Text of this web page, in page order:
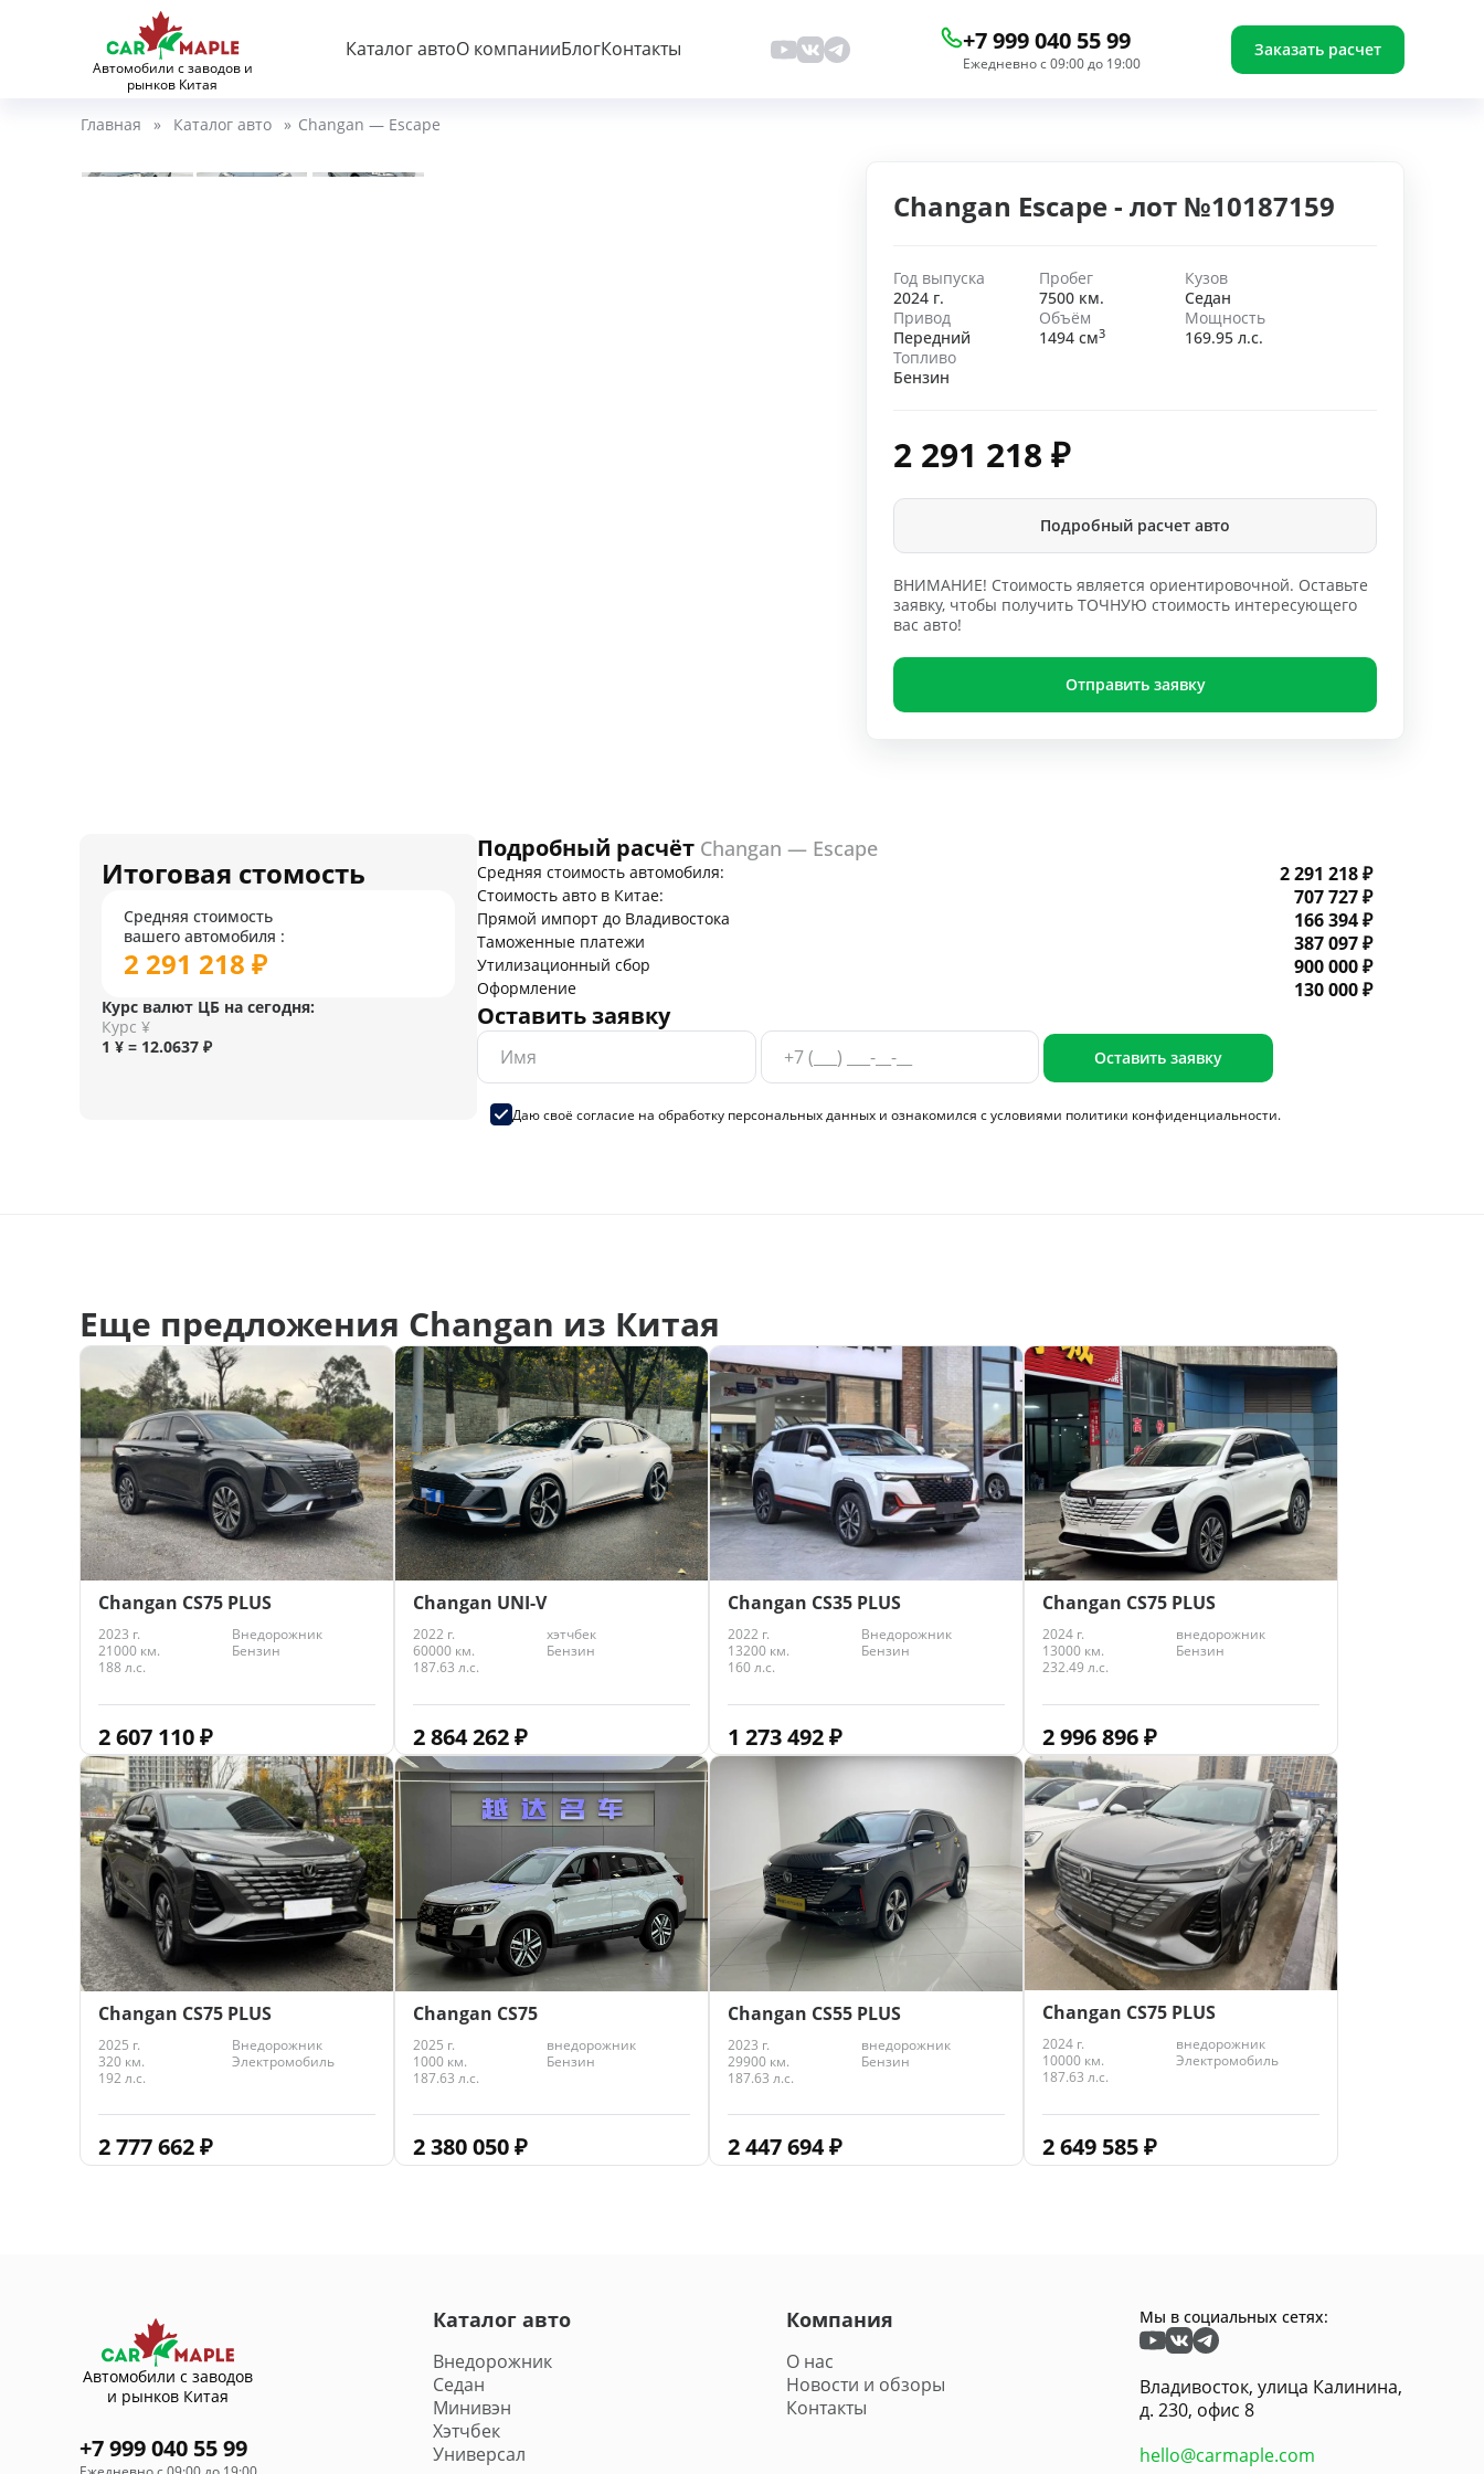
Автомобили с заводов и
рынков Китая
Каталог автоО компанииБлогКонтакты +7 999 040 55 99
Ежедневно с 09:00 до 19:00
Заказать расчет
Главная » Каталог авто » Changan — Escape
Changan Escape - лот №10187159
Год выпуска
2024 г.
Пробег
7500 км.
Кузов
Седан
Привод
Передний
Объём
1494 см3
Мощность
169.95 л.с.
Топливо
Бензин
2 291 218 ₽
Подробный расчет авто
ВНИМАНИЕ! Стоимость является ориентировочной. Оставьте
заявку, чтобы получить ТОЧНУЮ стоимость интересующего
вас авто!
Отправить заявку
Итоговая стомость
Средняя стоимость
вашего автомобиля :
2 291 218 ₽
Курс валют ЦБ на сегодня:
Курс ¥
1 ¥ = 12.0637 ₽
Подробный расчёт Changan — Escape
Средняя стоимость автомобиля: 2 291 218 ₽
Стоимость авто в Китае: 707 727 ₽
Прямой импорт до Владивостока 166 394 ₽
Таможенные платежи 387 097 ₽
Утилизационный сбор 900 000 ₽
Оформление 130 000 ₽
Оставить заявку
Оставить заявку
Даю своё согласие на обработку персональных данных и ознакомился с условиями политики конфиденциальности.
Еще предложения Changan из Китая
Changan CS75 PLUS
2023 г.
Внедорожник
21000 км.
Бензин
188 л.с.
2 607 110₽
Changan UNI-V
2022 г.
хэтчбек
60000 км.
Бензин
187.63 л.с.
2 864 262₽
Changan CS35 PLUS
2022 г.
Внедорожник
13200 км.
Бензин
160 л.с.
1 273 492₽
Changan CS75 PLUS
2024 г.
внедорожник
13000 км.
Бензин
232.49 л.с.
2 996 896₽
Changan CS75 PLUS
2025 г.
Внедорожник
320 км.
Электромобиль
192 л.с.
2 777 662₽
Changan CS75
2025 г.
внедорожник
1000 км.
Бензин
187.63 л.с.
2 380 050₽
Changan CS55 PLUS
2023 г.
внедорожник
29900 км.
Бензин
187.63 л.с.
2 447 694₽
Changan CS75 PLUS
2024 г.
внедорожник
10000 км.
Электромобиль
187.63 л.с.
2 649 585₽
Автомобили с заводов
и рынков Китая
+7 999 040 55 99
Каталог авто
Внедорожник
Седан
Минивэн
Хэтчбек
Универсал
Компания
О нас
Новости и обзоры
Контакты
Мы в социальных сетях:
Владивосток, улица Калинина,
д. 230, офис 8
hello@carmaple.com